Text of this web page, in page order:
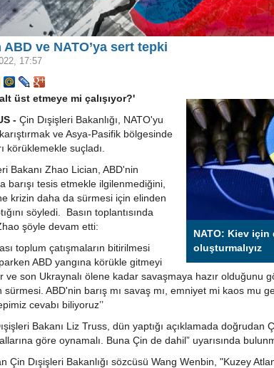
ABD ve NATO’ya sert tepki
17:57
NATO: Kiev
oluşturmalıyız
üst etmeye mi çalışıyor?'
- Çin Dışişleri Bakanlığı, NATO'yu
ve Asya-Pasifik bölgesinde
körüklemekle suçladı.
Bakanı Zhao Lician, ABD'nin
barışı tesis etmekle ilgilenmediğini,
krizin daha da sürmesi için elinden
söyledi. Basın toplantısında
şöyle devam etti:
toplum çatışmaların bitirilmesi
ABD yangına körükle gitmeyi
ve son Ukraynalı ölene kadar savaşmaya hazır olduğunu
sürmesi. ABD'nin barış mı savaş mı, emniyet mi kaos mu
cevabı biliyoruz’’
Bakanı Liz Truss, dün yaptığı açıklamada doğrudan
göre oynamalı. Buna Çin de dahil” uyarısında
Çin Dışişleri Bakanlığı sözcüsü Wang Wenbin, "Kuzey